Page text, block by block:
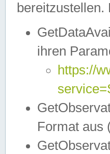
ihren
https://
Format aus